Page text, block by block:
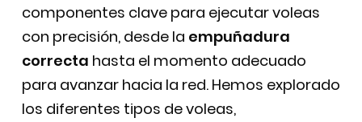
componentes clave para ejecutar voleas
con precisión, desde la empuñadura
correcta hasta el momento adecuado
para avanzar hacia la red. Hemos explorado
los diferentes tipos de voleas,